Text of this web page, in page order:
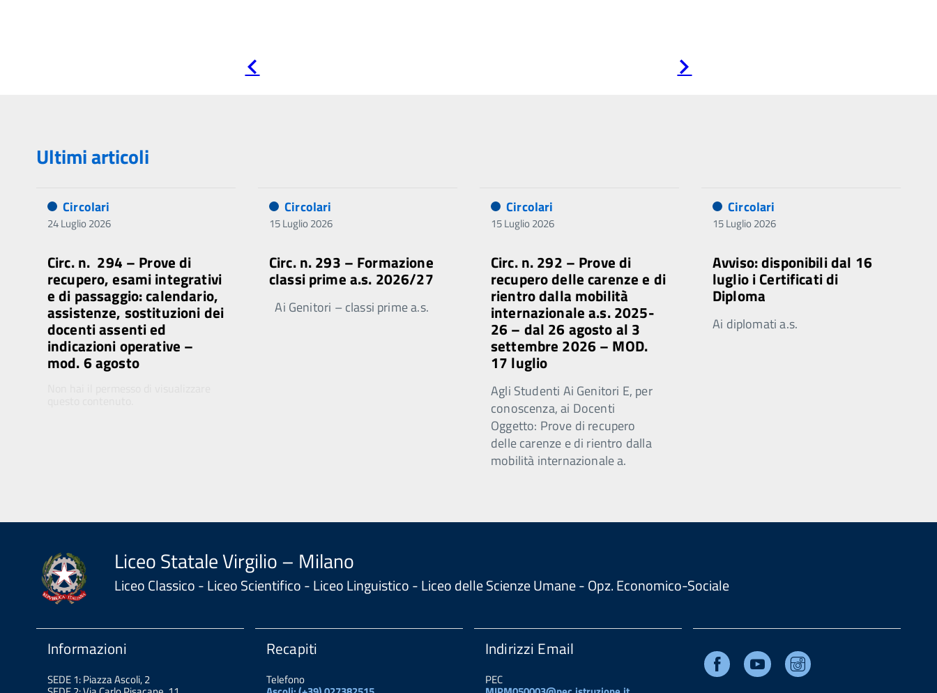
precedente successiva
Ultimi articoli
Circolari
24 Luglio 2026
Circ. n. 294 – Prove di
recupero, esami integrativi
e di passaggio: calendario,
assistenze, sostituzioni dei
docenti assenti ed
indicazioni operative –
mod. 6 agosto
Circolari
15 Luglio 2026
Circ. n. 293 – Formazione
classi prime a.s. 2026/27
Ai Genitori – classi prime a.s.
Circolari
15 Luglio 2026
Circ. n. 292 – Prove di
recupero delle carenze e di
rientro dalla mobilità
internazionale a.s. 2025-
26 – dal 26 agosto al 3
settembre 2026 – MOD.
17 luglio
Agli Studenti Ai Genitori E, per
conoscenza, ai Docenti
Oggetto: Prove di recupero
delle carenze e di rientro dalla
mobilità internazionale a.
Circolari
15 Luglio 2026
Avviso: disponibili dal 16
luglio i Certificati di
Diploma
Ai diplomati a.s.
Liceo Statale Virgilio – Milano
Liceo Classico - Liceo Scientifico - Liceo Linguistico - Liceo delle Scienze Umane - Opz. Economico-Sociale
Informazioni
SEDE 1: Piazza Ascoli, 2
Recapiti
Telefono
Indirizzi Email
PEC
Facebook Youtube